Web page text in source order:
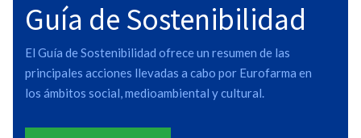
Guía de Sostenibilidad
El Guía de Sostenibilidad ofrece un resumen de las
principales acciones llevadas a cabo por Eurofarma en
los ámbitos social, medioambiental y cultural.